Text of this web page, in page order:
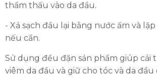
thẩm thấu vào da đầu.
- Xả sạch đầu lại bằng nước ấm và
nếu cần.
Sử dụng đều đặn sản phẩm giúp cải
viêm da đầu và giữ cho tóc và da đầu